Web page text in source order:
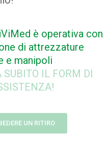
è operativa con
di attrezzature
e manipoli
SUBITO IL FORM DI
UN RITIRO